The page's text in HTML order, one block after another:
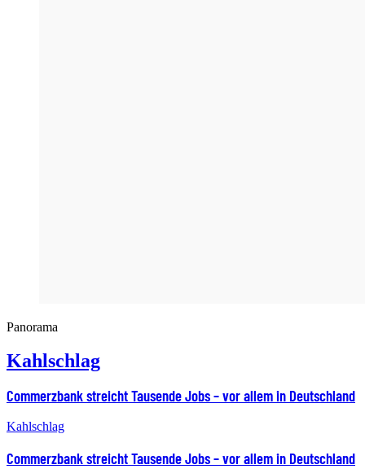
Panorama
Kahlschlag
Commerzbank streicht Tausende Jobs – vor allem in Deutschland
Kahlschlag
Commerzbank streicht Tausende Jobs – vor allem in Deutschland